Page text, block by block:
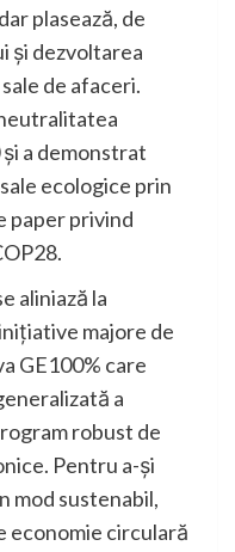
plasează, de
și dezvoltarea
de afaceri.
a demonstrat
ecologice prin
paper privind
aliniază la
majore de
GE100% care
a
robust de
Pentru a-și
mod sustenabil,
economie circulară